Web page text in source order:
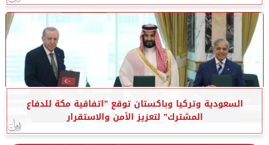
السعودية وتركيا وباكستان توقع ”اتفاقية مكة للدفاع
المشترك” لتعزيز الأمن والاستقرار